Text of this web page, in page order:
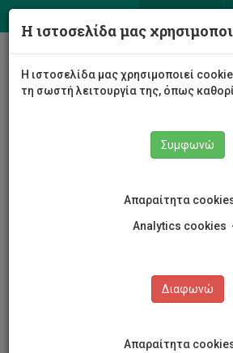
Η ιστοσελίδα μας
Η ιστοσελίδα μας χρησιμοποιεί
τη σωστή λειτουργία της, όπως
Συμφωνώ
Απαραίτητα
Analytics cookies
Διαφωνώ
Απαραίτητα